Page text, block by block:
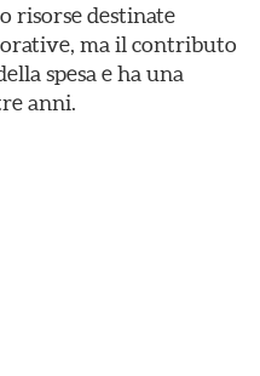
risorse destinate
ma il contributo
spesa e ha una
anni.